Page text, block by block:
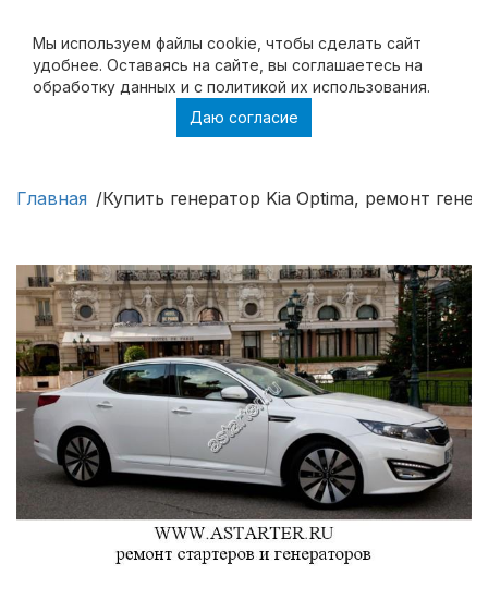
Мы используем файлы cookie, чтобы cделать сайт
удобнее. Оставаясь на сайте, вы соглашаетесь на
обработку данных и с политикой их использования.
Даю согласие
Купить генератор Kia Optima, ремонт
Главная Купить генератор Kia Optima, ремонт